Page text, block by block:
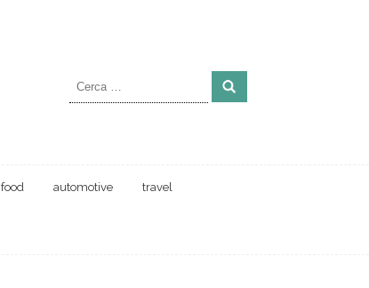
Ricerca
per:
food automotive travel